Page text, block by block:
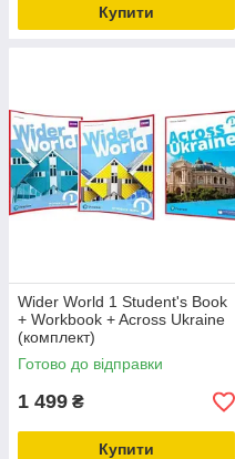
Купити
Wider World 1 Student's Book
+ Workbook + Across Ukraine
(комплект)
Готово до відправки
1 499 ₴
Купити